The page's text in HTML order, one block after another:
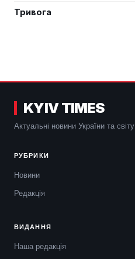
Тривога
KYIV TIMES
Актуальні новини України та світу
РУБРИКИ
Новини
Редакція
ВИДАННЯ
Наша редакція